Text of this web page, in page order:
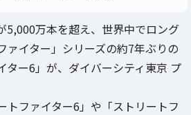
5,000万本を超え、世界中でロング
ァイター」シリーズの約7年ぶりの
ター6」が、ダイバーシティ東京 プ
トファイター6」や「ストリートフ